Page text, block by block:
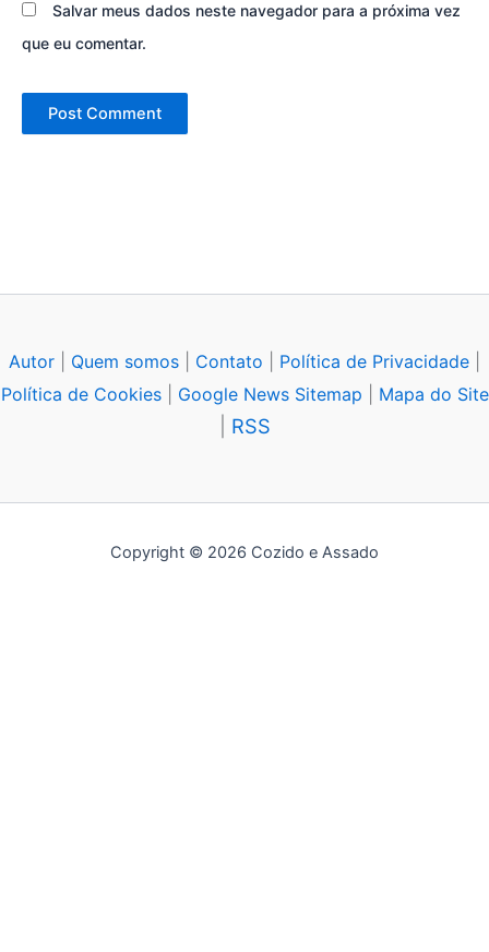
Salvar meus dados neste navegador para a próxima vez
que eu comentar.
Autor Quem somos Contato Política de Privacidade
Política de Cookies| Google News Sitemap Mapa do Site
RSS
Copyright © 2026 Cozido e Assado